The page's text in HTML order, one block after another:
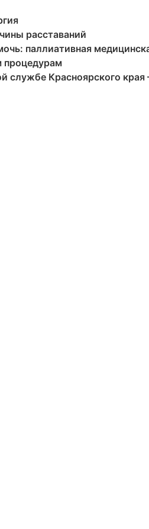
расставаний
паллиативная
процедурам
службе Красноярского края